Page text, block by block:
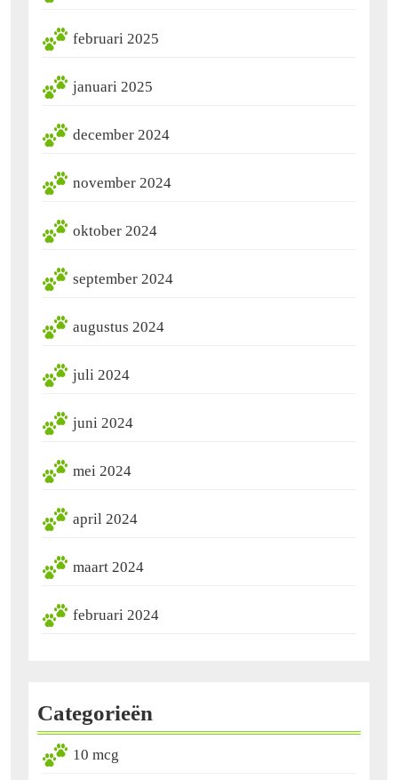
februari 2025
januari 2025
december 2024
november 2024
oktober 2024
september 2024
augustus 2024
juli 2024
juni 2024
mei 2024
april 2024
maart 2024
februari 2024
Categorieën
10 mcg